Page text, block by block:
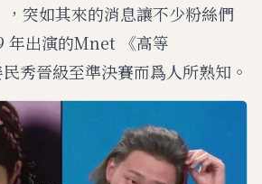
，突如其來的消息讓不少粉絲們
年出演的Mnet 《高等
秀晉級至準決賽而爲人所熟知。